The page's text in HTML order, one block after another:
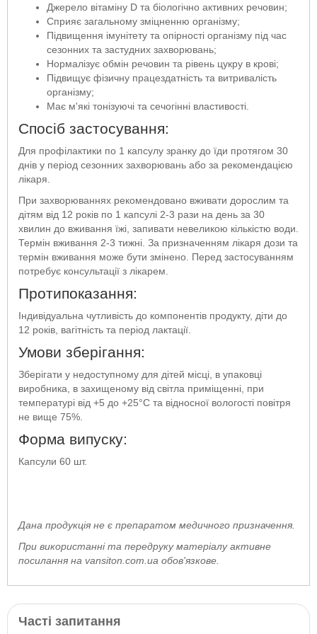
Джерело вітаміну D та біологічно активних речовин;
Сприяє загальному зміцненню організму;
Підвищення імунітету та опірності організму під час
сезонних та застудних захворювань;
Нормалізує обмін речовин та рівень цукру в крові;
Підвищує фізичну працездатність та витривалість
організму;
Має м'які тонізуючі та сечогінні властивості.
Спосіб застосування:
Для профілактики по 1 капсулу зранку до їди протягом 30
днів у період сезонних захворювань або за рекомендацією
лікаря.
При захворюваннях рекомендовано вживати дорослим та
дітям від 12 років по 1 капсулі 2-3 рази на день за 30
хвилин до вживання їжі, запивати невеликою кількістю води.
Термін вживання 2-3 тижні. За призначенням лікаря дози та
термін вживання може бути змінено. Перед застосуванням
потребує консультації з лікарем.
Протипоказання:
Індивідуальна чутливість до компонентів продукту, діти до
12 років, вагітність та період лактації.
Умови зберігання:
Зберігати у недоступному для дітей місці, в упаковці
виробника, в захищеному від світла приміщенні, при
температурі від +5 до +25°С та відносної вологості повітря
не вище 75%.
Форма випуску:
Капсули 60 шт.
Дана продукція не є препаратом медичного призначення.
При використанні та передруку матеріалу активне
посилання на vansiton.com.ua обов'язкове.
Часті запитання